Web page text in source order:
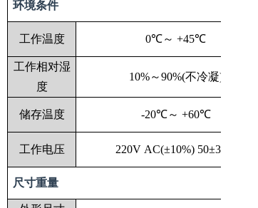
环境条件
工作温度 0℃～ +45℃
工作相对湿
度
10%～90%(不冷凝)
储存温度 -20℃～ +60℃
工作电压 220V AC(±10%) 50±3HZ
尺寸重量